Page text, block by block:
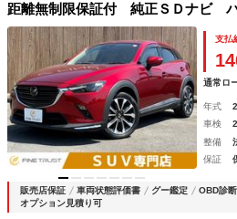
距離無制限保証付 純正ＳＤナビ
ーダークルーズコントロール ＥＴ
ｌｕｅｔｏｏｔｈ ＵＳＢポート ブ
ー シートヒーター
支払
通常ロ
年式
車検
整備
保証
販売店保証 車両状態評価書 グー鑑定 OBD診
オプション見積り可